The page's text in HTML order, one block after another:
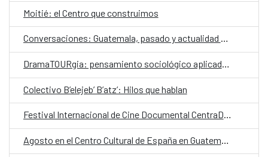
Moitié: el Centro que construimos
Conversaciones: Guatemala, pasado y actualidad en el valle de La Ermita
DramaTOURgia: pensamiento sociológico aplicado a la creación escénica
Colectivo B’elejeb’ B’atz’: Hilos que hablan
Festival Internacional de Cine Documental CentraDoc
Agosto en el Centro Cultural de España en Guatemala